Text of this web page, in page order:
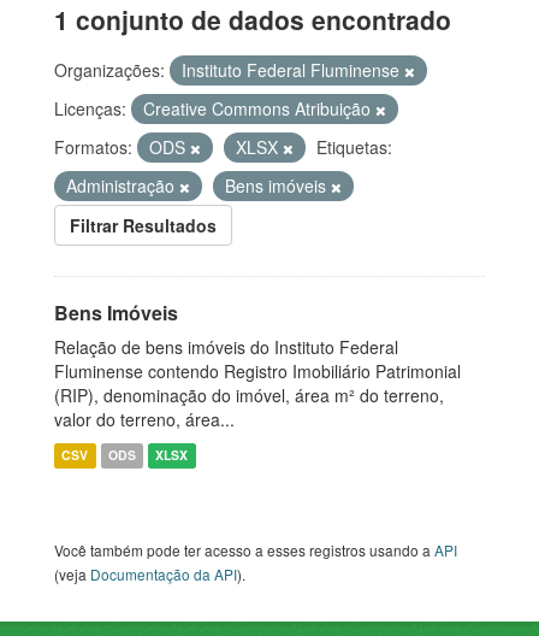
1 conjunto de dados encontrado
Organizações:
Instituto Federal Fluminense
Licenças:
Creative Commons Atribuição
Formatos:
ODS XLSX
Etiquetas:
Administração
Bens imóveis
Filtrar Resultados
Bens Imóveis
Relação de bens imóveis do Instituto Federal
Fluminense contendo Registro Imobiliário Patrimonial
(RIP), denominação do imóvel, área m² do terreno,
valor do terreno, área...
CSV ODS XLSX
Você também pode ter acesso a esses registros usando aAPI
(veja Documentação da API).